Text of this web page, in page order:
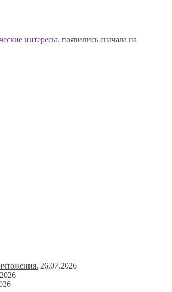
интересы. появились сначала на
26.07.2026